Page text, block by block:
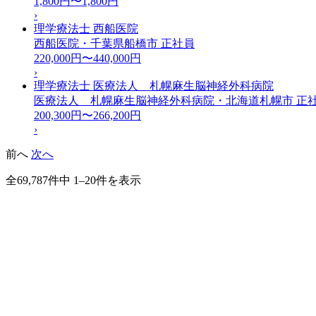
›
理学療法士 西船医院
西船医院・千葉県船橋市 正社員
220,000円〜440,000円
›
理学療法士 医療法人 札幌麻生脳神経外科病院
医療法人 札幌麻生脳神経外科病院・北海道札幌市 正
200,300円〜266,200円
›
前へ 次へ
全69,787件中 1–20件を表示